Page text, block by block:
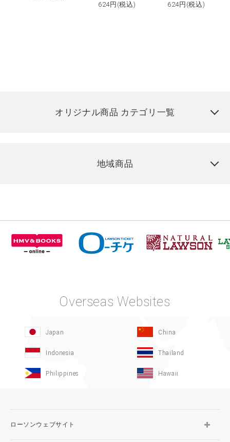
624円(税込)
624円(税込)
オリジナル商品 カテゴリ一覧
地域商品
Overseas Websites
Japan China
Indonesia Thailand
Philippines Hawaii
ローソンウェブサイト